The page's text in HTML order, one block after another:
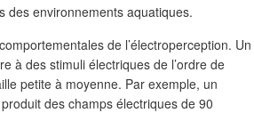
des environnements aquatiques.
de l’électroperception. Un
à des stimuli électriques de l’ordre de
petite à moyenne. Par exemple, un
des champs électriques de 90